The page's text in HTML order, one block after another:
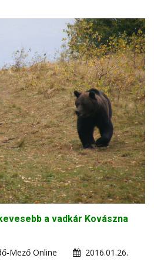
a vadkár Kovászna
Mező Online
2016.01.26.